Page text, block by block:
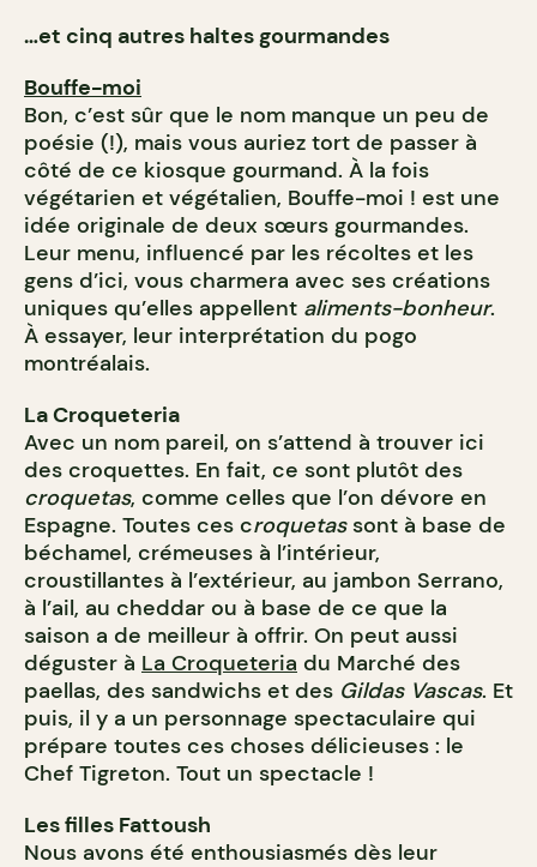
…et cinq autres haltes gourmandes
Bouffe-moi
Bon, c’est sûr que le nom manque un peu de
poésie (!), mais vous auriez tort de passer à
côté de ce kiosque gourmand. À la fois
végétarien et végétalien, Bouffe-moi ! est une
idée originale de deux sœurs gourmandes.
Leur menu, influencé par les récoltes et les
gens d’ici, vous charmera avec ses créations
uniques qu’elles appellent aliments-bonheur.
À essayer, leur interprétation du pogo
montréalais.
La Croqueteria
Avec un nom pareil, on s’attend à trouver ici
des croquettes. En fait, ce sont plutôt des
croquetas, comme celles que l’on dévore en
Espagne. Toutes ces croquetassont à base de
béchamel, crémeuses à l’intérieur,
croustillantes à l’extérieur, au jambon Serrano,
à l’ail, au cheddar ou à base de ce que la
saison a de meilleur à offrir. On peut aussi
déguster à La Croqueteria du Marché des
paellas, des sandwichs et des Gildas Vascas. Et
puis, il y a un personnage spectaculaire qui
prépare toutes ces choses délicieuses : le
Chef Tigreton. Tout un spectacle !
Les filles Fattoush
Nous avons été enthousiasmés dès leur